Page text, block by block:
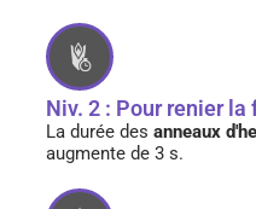
Niv. 2 : Pour renier la
La durée des anneaux
augmente de 3 s.